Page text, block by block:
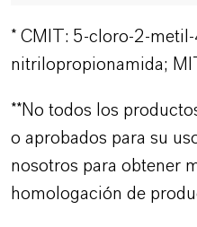
* CMIT: 5-cloro-2-
nitrilopropionamida;
**No todos los
o aprobados para su
nosotros para obtener
homologación de